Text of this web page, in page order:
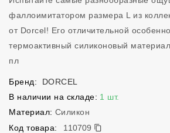
фаллоимитатором размера L из
от Dorcel! Его отличительной
термоактивный силиконовый
пл
Бренд:
DORCEL
В наличии на складе: 1 шт.
Материал: Силикон
Код товара:
110709
110709